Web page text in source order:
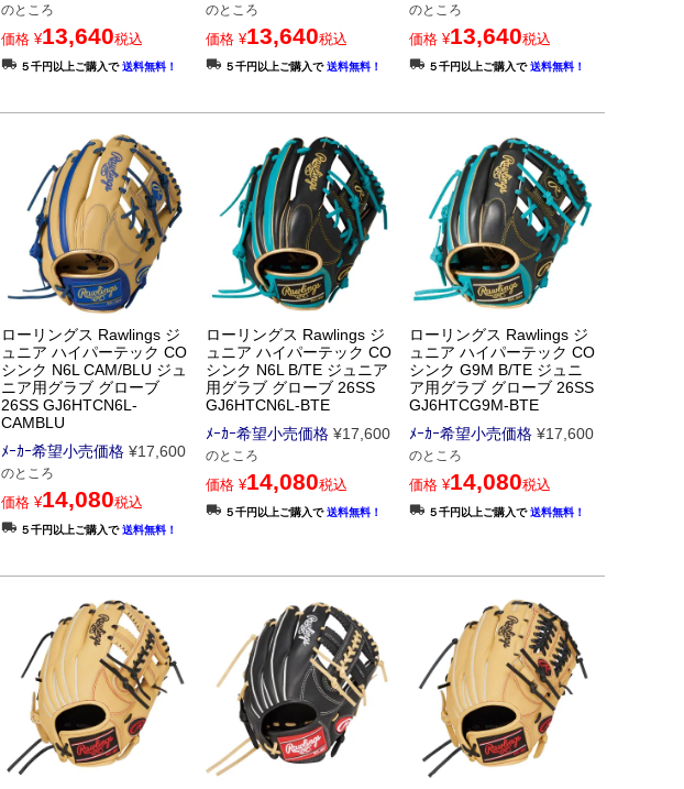
のところ
価格 ¥13,640税込
５千円以上ご購入で送料無料！
のところ
価格 ¥13,640税込
５千円以上ご購入で送料無料！
のところ
価格 ¥13,640税込
５千円以上ご購入で送料無料！
ローリングス Rawlings ジ
ュニア ハイパーテック CO
シンク N6L CAM/BLU ジュ
ニア用グラブ グローブ
26SS GJ6HTCN6L-
CAMBLU
ﾒｰｶｰ希望小売価格 ¥17,600
のところ
価格 ¥14,080税込
５千円以上ご購入で送料無料！
ローリングス Rawlings ジ
ュニア ハイパーテック CO
シンク N6L B/TE ジュニア
用グラブ グローブ 26SS
GJ6HTCN6L-BTE
ﾒｰｶｰ希望小売価格 ¥17,600
のところ
価格 ¥14,080税込
５千円以上ご購入で送料無料！
ローリングス Rawlings ジ
ュニア ハイパーテック CO
シンク G9M B/TE ジュニ
ア用グラブ グローブ 26SS
GJ6HTCG9M-BTE
ﾒｰｶｰ希望小売価格 ¥17,600
のところ
価格 ¥14,080税込
５千円以上ご購入で送料無料！